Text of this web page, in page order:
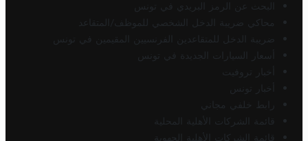
البحث عن الرمز البريدي في تونس
محاكي ضريبة الدخل الشخصي للموظف/المتقاعد
ضريبة الدخل للمتقاعدين الفرنسيين المقيمين في تونس
أسعار السيارات الجديدة في تونس
أخبار تروفيت
أخبار تونس
رابط خلفي مجاني
قائمة الشركات الأهلية المحلية
قائمة الشركات الأهلية الجهوية